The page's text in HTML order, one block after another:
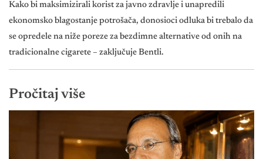
Kako bi maksimizirali korist za javno zdravlje i unapredili
ekonomsko blagostanje potrošača, donosioci odluka bi trebalo da
se opredele na niže poreze za bezdimne alternative od onih na
tradicionalne cigarete – zaključuje Bentli.
Pročitaj više